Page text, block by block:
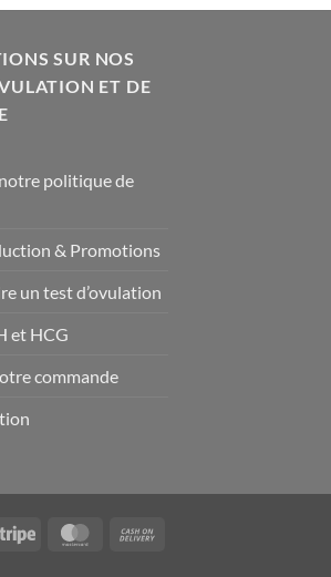
SUR NOS
ET DE
politique de
& Promotions
un test d’ovulation
et HCG
commande
Stripe MasterCard